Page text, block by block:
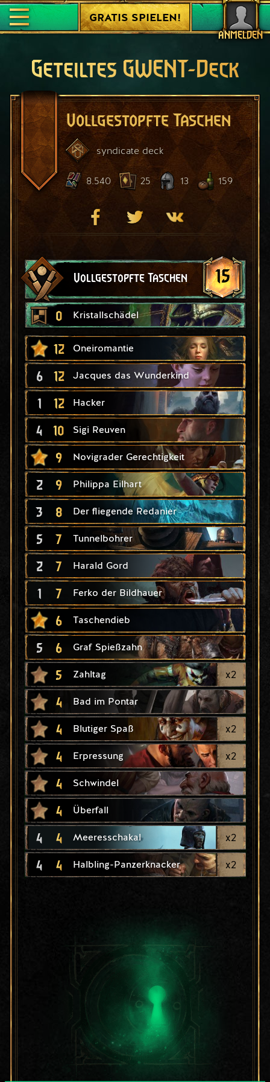
ANMELDEN
GRATIS SPIELEN!
Geteiltes GWENT-Deck
Vollgestopfte Taschen
syndicate deck
8.540 25 13 159
Vollgestopfte Taschen 15
0 Kristallschädel
12 Oneiromantie
6 12 Jacques das Wunderkind
1 12 Hacker
4 10 Sigi Reuven
9 Novigrader Gerechtigkeit
2 9 Philippa Eilhart
3 8 Der fliegende Redanier
5 7 Tunnelbohrer
2 7 Harald Gord
1 7 Ferko der Bildhauer
6 Taschendieb
5 6 Graf Spießzahn
5 Zahltag x2
4 Bad im Pontar
4 Blutiger Spaß x2
4 Erpressung x2
4 Schwindel
4 Überfall
4 4 Meeresschakal x2
4 4 Halbling-Panzerknacker x2